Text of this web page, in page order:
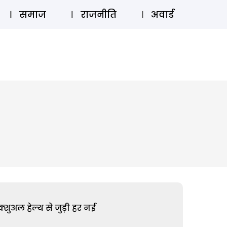
लॉग इन ⚲ SUBSCRIBE
समाज राजनीति अवार्ड
हेल्थ से जुड़ी हर नई